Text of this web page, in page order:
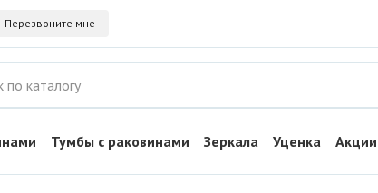
Перезвоните мне
Тумбы с раковинами Зеркала Уценка Акции